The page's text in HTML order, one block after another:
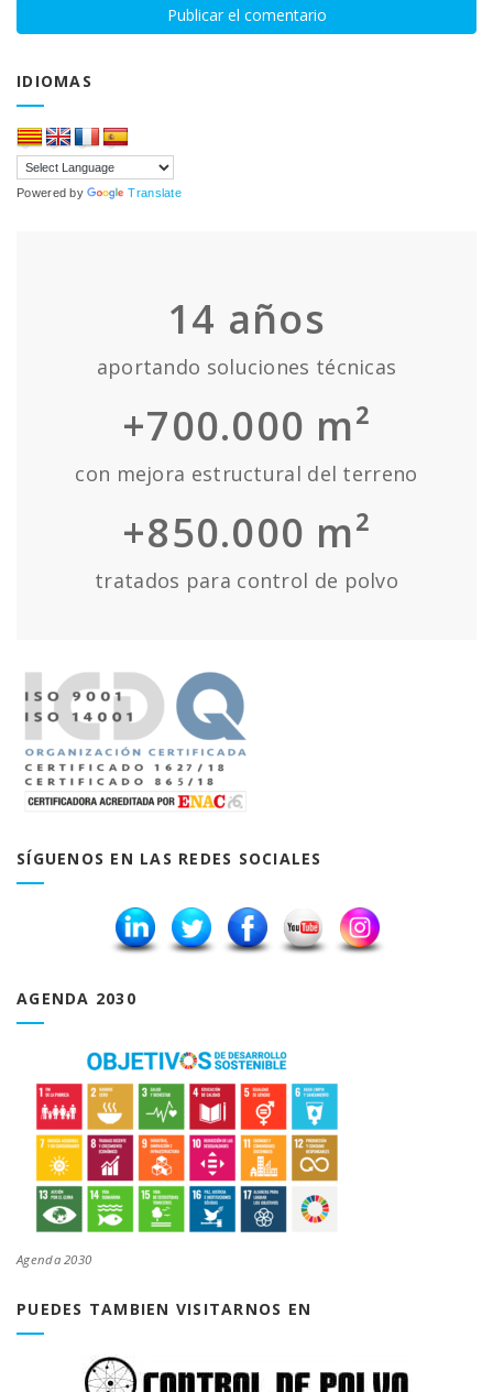
IDIOMAS
Powered by Translate
14 años
aportando soluciones técnicas
+700.000 m²
con mejora estructural del terreno
+850.000 m²
tratados para control de polvo
SÍGUENOS EN LAS REDES SOCIALES
AGENDA 2030
Agenda 2030
PUEDES TAMBIEN VISITARNOS EN